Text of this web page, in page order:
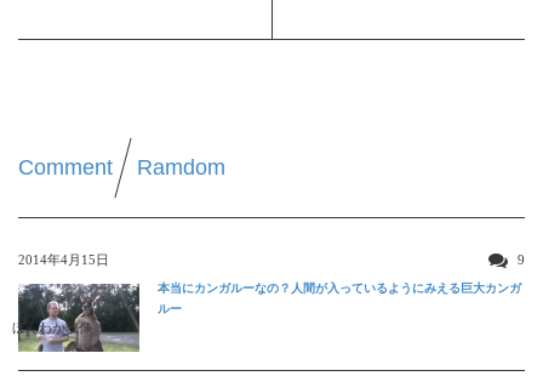
Comment Ramdom
2014年4月15日 9
ほんわか映像
本当にカンガルーなの？人間が入っているようにみえる巨大カンガ
ルー